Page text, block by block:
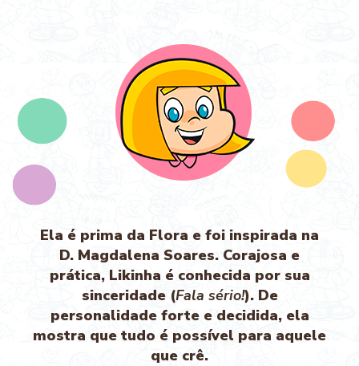
Ela é prima da Flora e foi inspirada na
D. Magdalena Soares. Corajosa e
prática, Likinha é conhecida por sua
sinceridade (Fala sério!). De
personalidade forte e decidida, ela
mostra que tudo é possível para aquele
que crê.